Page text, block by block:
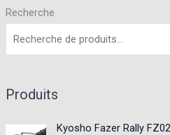
Recherche
Produits
Kyosho Fazer Rally